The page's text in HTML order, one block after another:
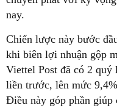
nay.
Chiến lược này bước
khi biên lợi nhuận gộp
Viettel Post đã có 2
liền trước, lên mức
Điều này góp phần giúp